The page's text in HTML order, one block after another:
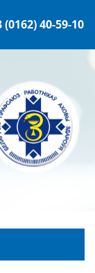
(0162) 40-59-10